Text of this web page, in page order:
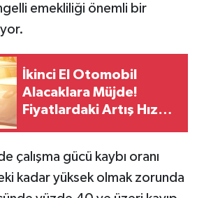
emekliliği önemli bir
İkinci El Otomobil
Alacaklara Müjde!
Fiyatlardaki Artış Hız
çalışma gücü kaybı oranı
kadar yüksek olmak zorunda